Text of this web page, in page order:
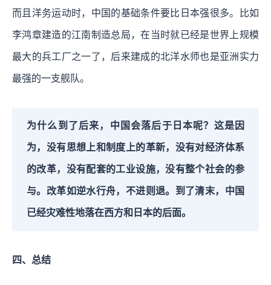
而且洋务运动时，中国的基础条件要比日本强很多。比如
李鸿章建造的江南制造总局，在当时就已经是世界上规模
最大的兵工厂之一了，后来建成的北洋水师也是亚洲实力
最强的一支舰队。
为什么到了后来，中国会落后于日本呢？这是因
为，没有思想上和制度上的革新，没有对经济体系
的改革，没有配套的工业设施，没有整个社会的参
与。改革如逆水行舟，不进则退。到了清末，中国
已经灾难性地落在西方和日本的后面。
四、总结